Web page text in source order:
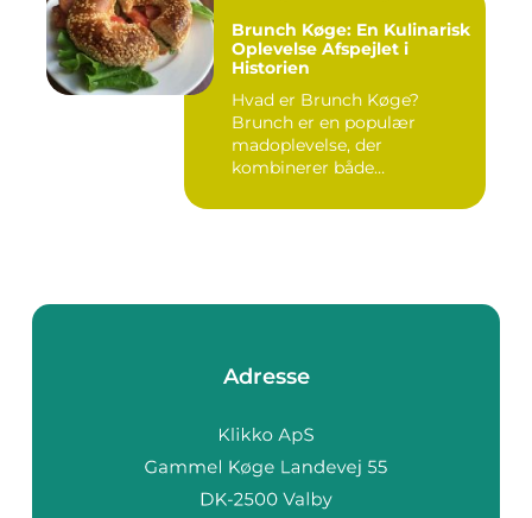
Brunch Køge: En Kulinarisk
Oplevelse Afspejlet i
Historien
Hvad er Brunch Køge?
Brunch er en populær
madoplevelse, der
kombinerer både
Adresse